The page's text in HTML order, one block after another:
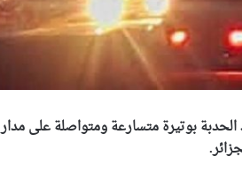
بوتيرة متسارعة ومتواصلة على مدار